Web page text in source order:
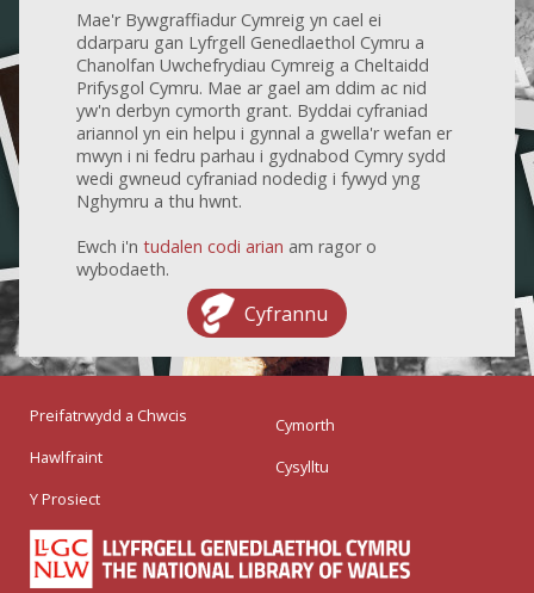
Mae'r Bywgraffiadur Cymreig yn cael ei
ddarparu gan Lyfrgell Genedlaethol Cymru a
Chanolfan Uwchefrydiau Cymreig a Cheltaidd
Prifysgol Cymru. Mae ar gael am ddim ac nid
yw'n derbyn cymorth grant. Byddai cyfraniad
ariannol yn ein helpu i gynnal a gwella'r wefan er
mwyn i ni fedru parhau i gydnabod Cymry sydd
wedi gwneud cyfraniad nodedig i fywyd yng
Nghymru a thu hwnt.
Ewch i'n tudalen codi arian am ragor o
wybodaeth.
Cyfrannu
Preifatrwydd a Chwcis
Hawlfraint
Y Prosiect
Cymorth
Cysylltu